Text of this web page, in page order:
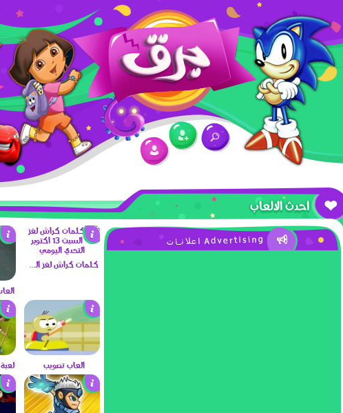
احدث الالعاب
كلمات كراش لغز السبت 13 اكتوبر التحدي اليومي
العاب تصويب